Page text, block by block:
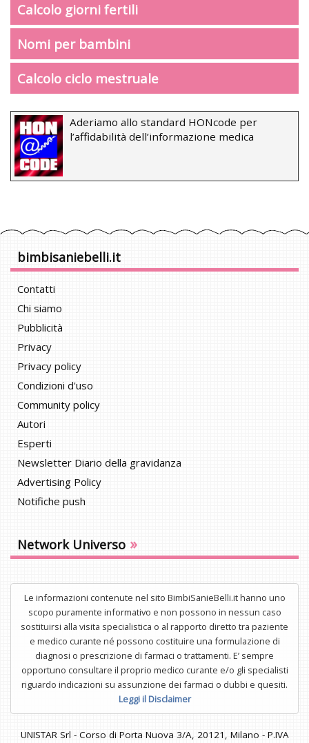
Calcolo giorni fertili
Nomi per bambini
Calcolo ciclo mestruale
Aderiamo allo standard HONcode per
l’affidabilità dell’informazione medica
bimbisaniebelli.it
Contatti
Chi siamo
Pubblicità
Privacy
Privacy policy
Condizioni d'uso
Community policy
Autori
Esperti
Newsletter Diario della gravidanza
Advertising Policy
Notifiche push
Network Universo »
Le informazioni contenute nel sito BimbiSanieBelli.it hanno uno
scopo puramente informativo e non possono in nessun caso
sostituirsi alla visita specialistica o al rapporto diretto tra paziente
e medico curante né possono costituire una formulazione di
diagnosi o prescrizione di farmaci o trattamenti. E’ sempre
opportuno consultare il proprio medico curante e/o gli specialisti
riguardo indicazioni su assunzione dei farmaci o dubbi e quesiti.
Leggi il Disclaimer
UNISTAR Srl - Corso di Porta Nuova 3/A, 20121, Milano - P.IVA